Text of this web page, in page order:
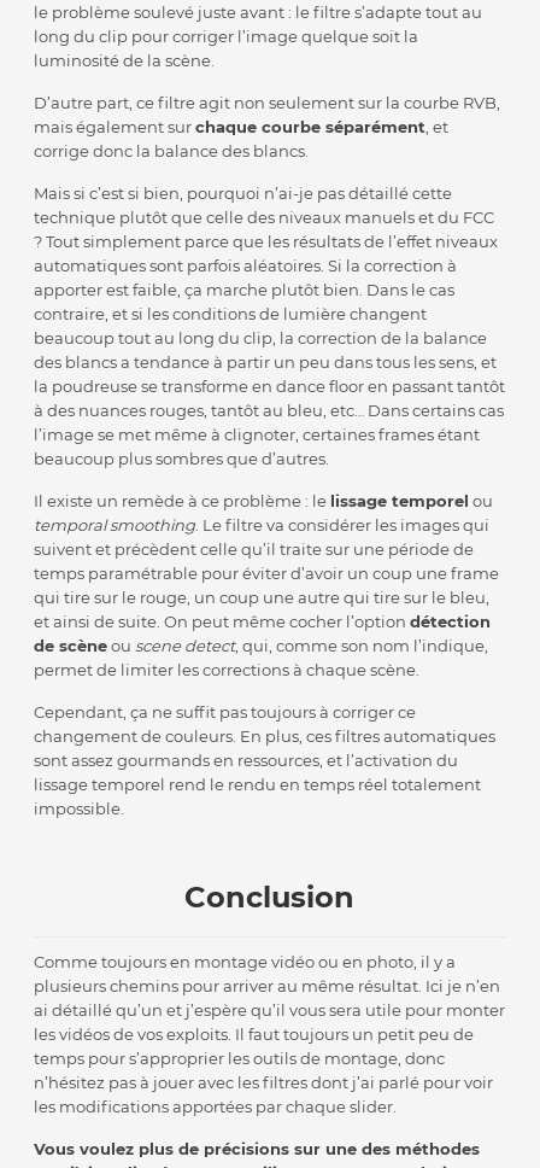
le problème soulevé juste avant : le filtre s’adapte tout au
long du clip pour corriger l’image quelque soit la
luminosité de la scène.
D’autre part, ce filtre agit non seulement sur la courbe RVB,
mais également surchaque courbe séparément, et
corrige donc la balance des blancs.
Mais si c’est si bien, pourquoi n’ai-je pas détaillé cette
technique plutôt que celle des niveaux manuels et du FCC
? Tout simplement parce que les résultats de l’effet niveaux
automatiques sont parfois aléatoires. Si la correction à
apporter est faible, ça marche plutôt bien. Dans le cas
contraire, et si les conditions de lumière changent
beaucoup tout au long du clip, la correction de la balance
des blancs a tendance à partir un peu dans tous les sens, et
la poudreuse se transforme en dance floor en passant tantôt
à des nuances rouges, tantôt au bleu, etc… Dans certains cas
l’image se met même à clignoter, certaines frames étant
beaucoup plus sombres que d’autres.
Il existe un remède à ce problème : le lissage temporel ou
temporal smoothing. Le filtre va considérer les images qui
suivent et précèdent celle qu’il traite sur une période de
temps paramétrable pour éviter d’avoir un coup une frame
qui tire sur le rouge, un coup une autre qui tire sur le bleu,
et ainsi de suite. On peut même cocher l’optiondétection
de scèneouscene detect, qui, comme son nom l’indique,
permet de limiter les corrections à chaque scène.
Cependant, ça ne suffit pas toujours à corriger ce
changement de couleurs. En plus, ces filtres automatiques
sont assez gourmands en ressources, et l’activation du
lissage temporel rend le rendu en temps réel totalement
impossible.
Conclusion
Comme toujours en montage vidéo ou en photo, il y a
plusieurs chemins pour arriver au même résultat. Ici je n’en
ai détaillé qu’un et j’espère qu’il vous sera utile pour monter
les vidéos de vos exploits. Il faut toujours un petit peu de
temps pour s’approprier les outils de montage, donc
n’hésitez pas à jouer avec les filtres dont j’ai parlé pour voir
les modifications apportées par chaque slider.
Vous voulez plus de précisions sur une des méthodes